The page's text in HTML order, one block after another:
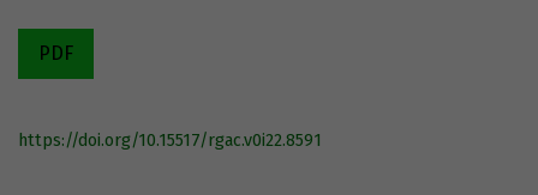
PDF
https://doi.org/10.15517/rgac.v0i22.8591